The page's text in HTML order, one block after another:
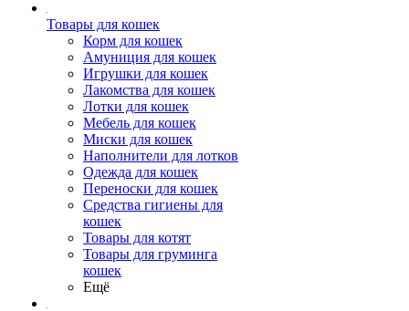
Товары для кошек
Корм для кошек
Амуниция для кошек
Игрушки для кошек
Лакомства для кошек
Лотки для кошек
Мебель для кошек
Миски для кошек
Наполнители для лотков
Одежда для кошек
Переноски для кошек
Средства гигиены для
кошек
Товары для котят
Товары для груминга
кошек
Ещё